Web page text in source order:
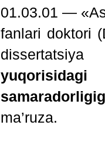
01.03.01 —
fanlari doktori
ma’ruza.